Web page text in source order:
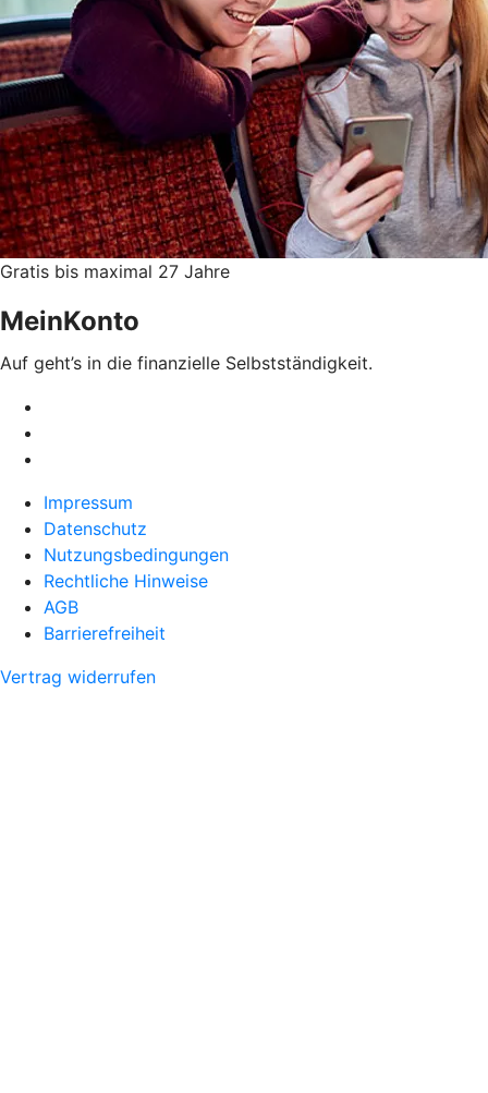
Gratis bis maximal 27 Jahre
MeinKonto
Auf geht’s in die finanzielle Selbstständigkeit.
Impressum
Datenschutz
Nutzungsbedingungen
Rechtliche Hinweise
AGB
Barrierefreiheit
Vertrag widerrufen